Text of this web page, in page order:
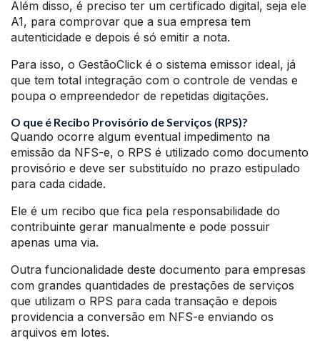
Além disso, é preciso ter um certificado digital, seja ele
A1, para comprovar que a sua empresa tem
autenticidade e depois é só emitir a nota.
Para isso, o GestãoClick é o sistema emissor ideal, já
que tem total integração com o controle de vendas e
poupa o empreendedor de repetidas digitações.
O que é Recibo Provisório de Serviços (RPS)?
Quando ocorre algum eventual impedimento na
emissão da NFS-e, o RPS é utilizado como documento
provisório e deve ser substituído no prazo estipulado
para cada cidade.
Ele é um recibo que fica pela responsabilidade do
contribuinte gerar manualmente e pode possuir
apenas uma via.
Outra funcionalidade deste documento para empresas
com grandes quantidades de prestações de serviços
que utilizam o RPS para cada transação e depois
providencia a conversão em NFS-e enviando os
arquivos em lotes.